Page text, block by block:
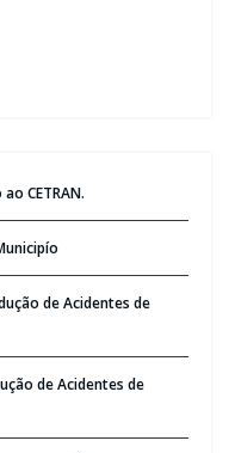
CETRAN.
de Acidentes de
de Acidentes de